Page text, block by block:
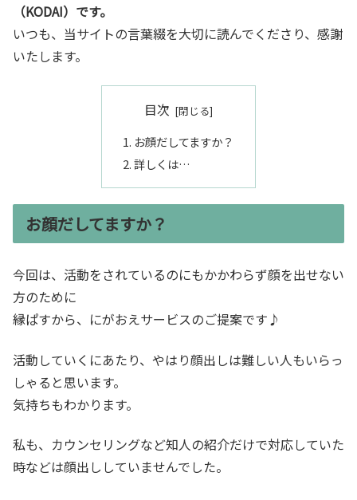
（KODAI）です。
いつも、当サイトの言葉綴を大切に読んでくださり、感謝
いたします。
目次
お顔だしてますか？
詳しくは…
お顔だしてますか？
今回は、活動をされているのにもかかわらず顔を出せない
方のために
縁ぱすから、にがおえサービスのご提案です♪
活動していくにあたり、やはり顔出しは難しい人もいらっ
しゃると思います。
気持ちもわかります。
私も、カウンセリングなど知人の紹介だけで対応していた
時などは顔出ししていませんでした。